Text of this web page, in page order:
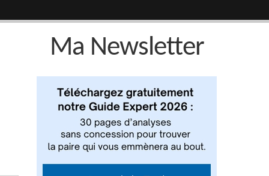
Ma Newsletter